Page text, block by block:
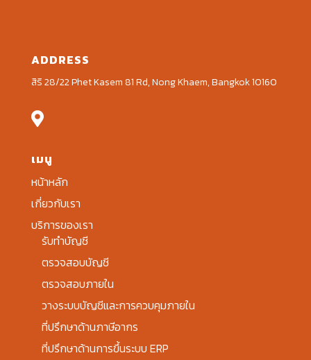
ADDRESS
สิริ 28/22 Phet Kasem 81 Rd, Nong Khaem, Bangkok 10160

เมนู
หน้าหลัก
เกี่ยวกับเรา
บริการของเรา
รับทำบัญชี
ตรวจสอบบัญชี
ตรวจสอบภายใน
วางระบบบัญชีและการควบคุมภายใน
ที่ปรึกษาด้านภาษีอากร
ที่ปรึกษาด้านการขึ้นระบบ ERP